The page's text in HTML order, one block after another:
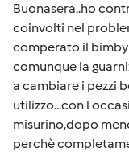
Buonasera..ho
coinvolti nel
comperato il
comunque la
a cambiare i pezzi
utilizzo...con l
misurino,dopo
perchè